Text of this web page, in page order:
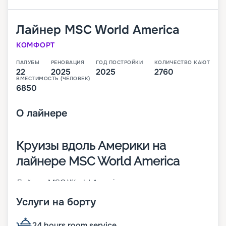
Лайнер MSC World America
КОМФОРТ
ПАЛУБЫ
22
РЕНОВАЦИЯ
2025
ГОД ПОСТРОЙКИ
2025
КОЛИЧЕСТВО КАЮТ
2760
ВМЕСТИМОСТЬ (ЧЕЛОВЕК)
6850
О лайнере
Круизы вдоль Америки на
лайнере MSC World America
Лайнер MSC World America – это второе из
MSC World Class. Его спуск на воду произошел в
размещаться 6 850 человек. Предполагаемые
Услуги на борту